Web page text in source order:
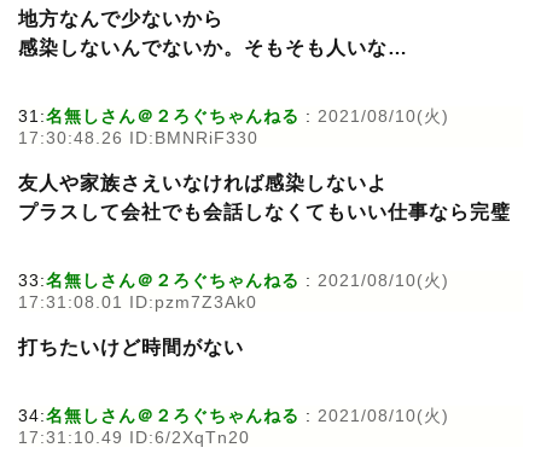
地方なんで少ないから
感染しないんでないか。そもそも人いな…
31:名無しさん＠２ろぐちゃんねる : 2021/08/10(火)
17:30:48.26 ID:BMNRiF330
友人や家族さえいなければ感染しないよ
プラスして会社でも会話しなくてもいい仕事なら完璧
33:名無しさん＠２ろぐちゃんねる : 2021/08/10(火)
17:31:08.01 ID:pzm7Z3Ak0
打ちたいけど時間がない
34:名無しさん＠２ろぐちゃんねる : 2021/08/10(火)
17:31:10.49 ID:6/2XqTn20